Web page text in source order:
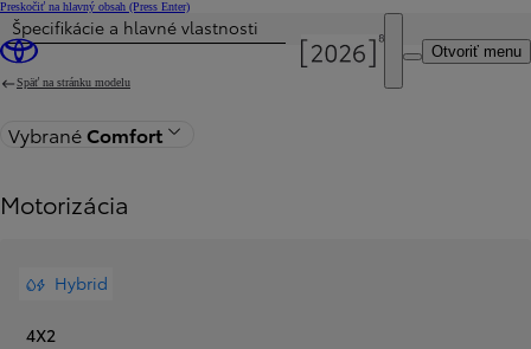
Preskočiť na hlavný obsah (Press Enter)
Otvoriť menu
Cena je aktualizovaná Cena vašej konfigurácie je 43 990 €.
Špecifikácie a hlavné vlastnosti
Späť na stránku modelu
VybranéComfort
Motorizácia
Hybrid
4X2